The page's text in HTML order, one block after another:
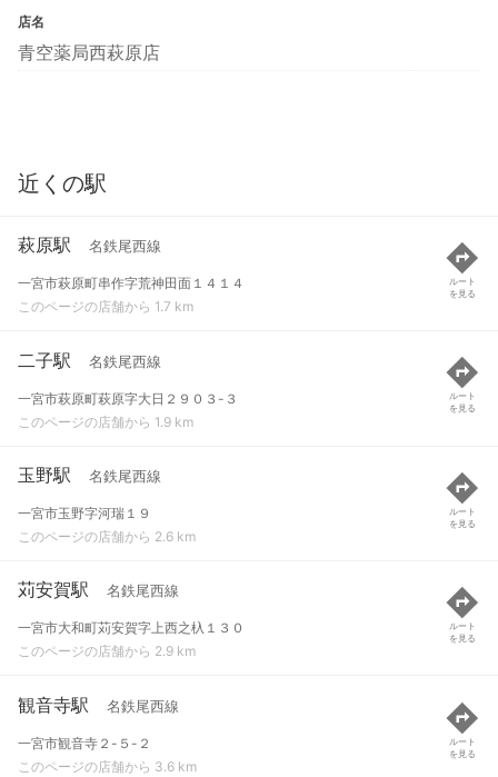
店名
青空薬局西萩原店
近くの駅
萩原駅 名鉄尾西線
一宮市萩原町串作字荒神田面１４１４
このページの店舗から 1.7 km
ルート
を見る
二子駅 名鉄尾西線
一宮市萩原町萩原字大日２９０３-３
このページの店舗から 1.9 km
ルート
を見る
玉野駅 名鉄尾西線
一宮市玉野字河瑞１９
このページの店舗から 2.6 km
ルート
を見る
苅安賀駅 名鉄尾西線
一宮市大和町苅安賀字上西之杁１３０
このページの店舗から 2.9 km
ルート
を見る
観音寺駅 名鉄尾西線
一宮市観音寺２-５-２
このページの店舗から 3.6 km
ルート
を見る